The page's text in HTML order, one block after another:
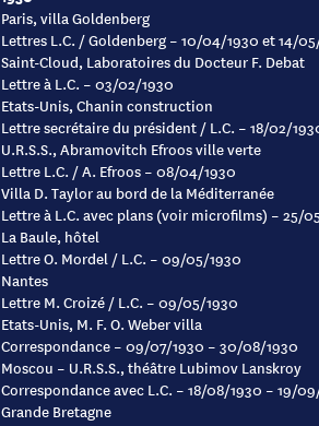
Paris, villa Goldenberg
Lettres L.C. / Goldenberg – 10/04/1930 et 14/
Saint-Cloud, Laboratoires du Docteur F. Debat
Lettre à L.C. – 03/02/1930
Etats-Unis, Chanin construction
Lettre secrétaire du président / L.C. – 18/02/
U.R.S.S., Abramovitch Efroos ville verte
Lettre L.C. / A. Efroos – 08/04/1930
Villa D. Taylor au bord de la Méditerranée
Lettre à L.C. avec plans (voir microfilms) – 25/
La Baule, hôtel
Lettre O. Mordel / L.C. – 09/05/1930
Nantes
Lettre M. Croizé / L.C. – 09/05/1930
Etats-Unis, M. F. O. Weber villa
Correspondance – 09/07/1930 – 30/08/1930
Moscou – U.R.S.S., théâtre Lubimov Lanskroy
Correspondance avec L.C. – 18/08/1930 – 19/
Grande Bretagne